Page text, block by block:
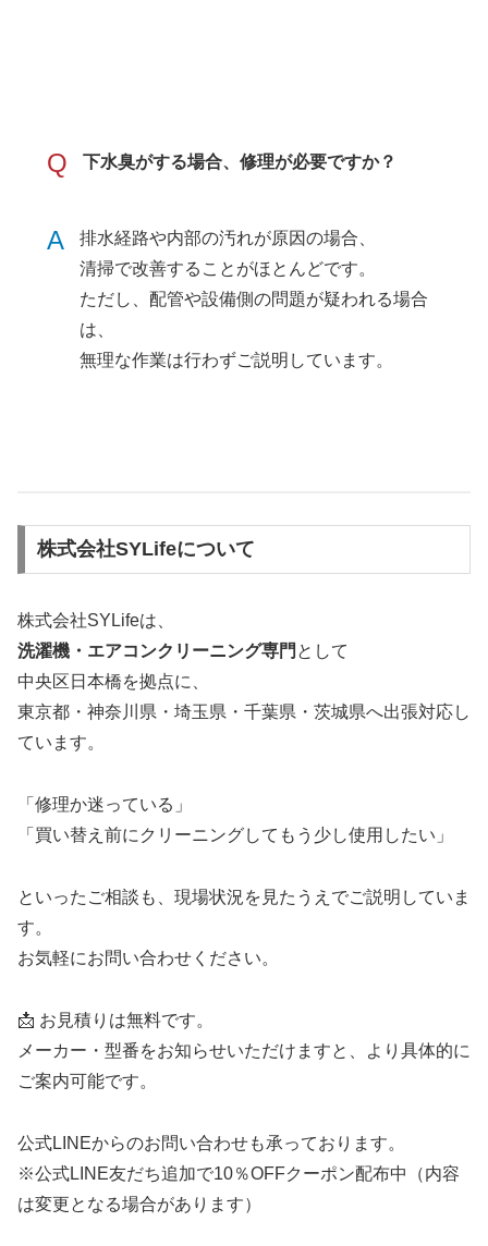
Q 下水臭がする場合、修理が必要ですか？
A
排水経路や内部の汚れが原因の場合、
清掃で改善することがほとんどです。
ただし、配管や設備側の問題が疑われる場合
は、
無理な作業は行わずご説明しています。
株式会社SYLifeについて
株式会社SYLifeは、
洗濯機・エアコンクリーニング専門 として
中央区日本橋を拠点に、
東京都・神奈川県・埼玉県・千葉県・茨城県へ出張対応し
ています。
「修理か迷っている」
「買い替え前にクリーニングしてもう少し使用したい」
といったご相談も、現場状況を見たうえでご説明していま
す。
お気軽にお問い合わせください。
📩 お見積りは無料です。
メーカー・型番をお知らせいただけますと、より具体的に
ご案内可能です。
公式LINEからのお問い合わせも承っております。
※公式LINE友だち追加で10％OFFクーポン配布中（内容
は変更となる場合があります）